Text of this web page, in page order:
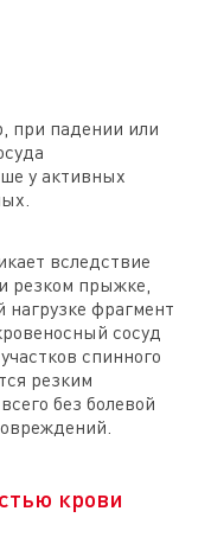
при падении или
у активных
вследствие
резком прыжке,
нагрузке фрагмент
сосуд
спинного
резким
без болевой
крови